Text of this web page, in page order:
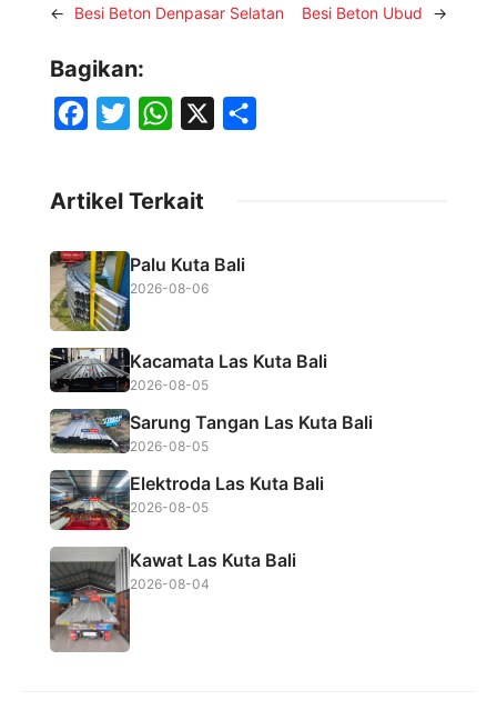
← Besi Beton Denpasar Selatan Besi Beton Ubud →
Bagikan:
e
b
o
o
k
t
e
t
A
Artikel Terkait
Palu Kuta Bali
2026-08-06
Kacamata Las Kuta Bali
2026-08-05
Sarung Tangan Las Kuta Bali
2026-08-05
Elektroda Las Kuta Bali
2026-08-05
Kawat Las Kuta Bali
2026-08-04